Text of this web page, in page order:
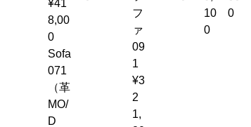
¥41
8,00
0
Sofa
071
（革
MO/
D
フ
ァ
09
1
¥3
2
1,
10
0
0